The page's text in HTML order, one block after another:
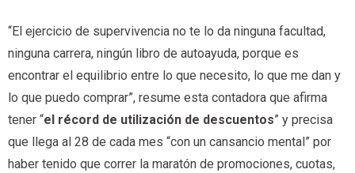
“El ejercicio de supervivencia no te lo da ninguna facultad,
ninguna carrera, ningún libro de autoayuda, porque es
encontrar el equilibrio entre lo que necesito, lo que me dan y
lo que puedo comprar”, resume esta contadora que afirma
tener “el récord de utilización de descuentos” y precisa
que llega al 28 de cada mes “con un cansancio mental” por
haber tenido que correr la maratón de promociones, cuotas,